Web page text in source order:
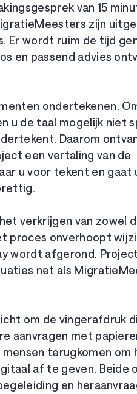
van 15
zijn
Er wordt ruim de tijd
en passend advies
ondertekenen.
u de taal mogelijk niet
Daarom
een vertaling van de
u voor tekent en gaat
verkrijgen van zowel
proces onverhoopt
wordt afgerond.
net als
om de vingerafdruk
aanvragen met
terugkomen om
af te geven. Beide
en